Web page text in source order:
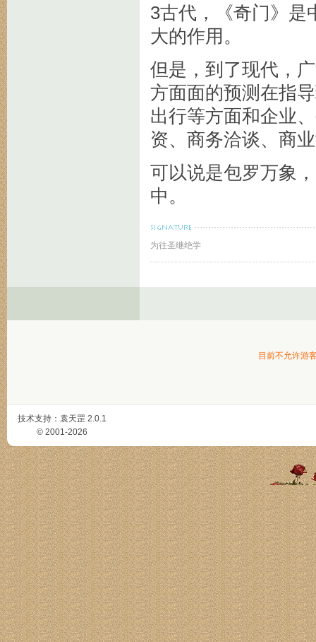
3古代，《奇门》是
大的作用。
但是，到了现代，
方面面的预测在指
出行等方面和企业
资、商务洽谈、商
可以说是包罗万象
中。
为往圣继绝学
目前不允许游
技术支持： 袁天罡 2.0.1
© 2001-2026